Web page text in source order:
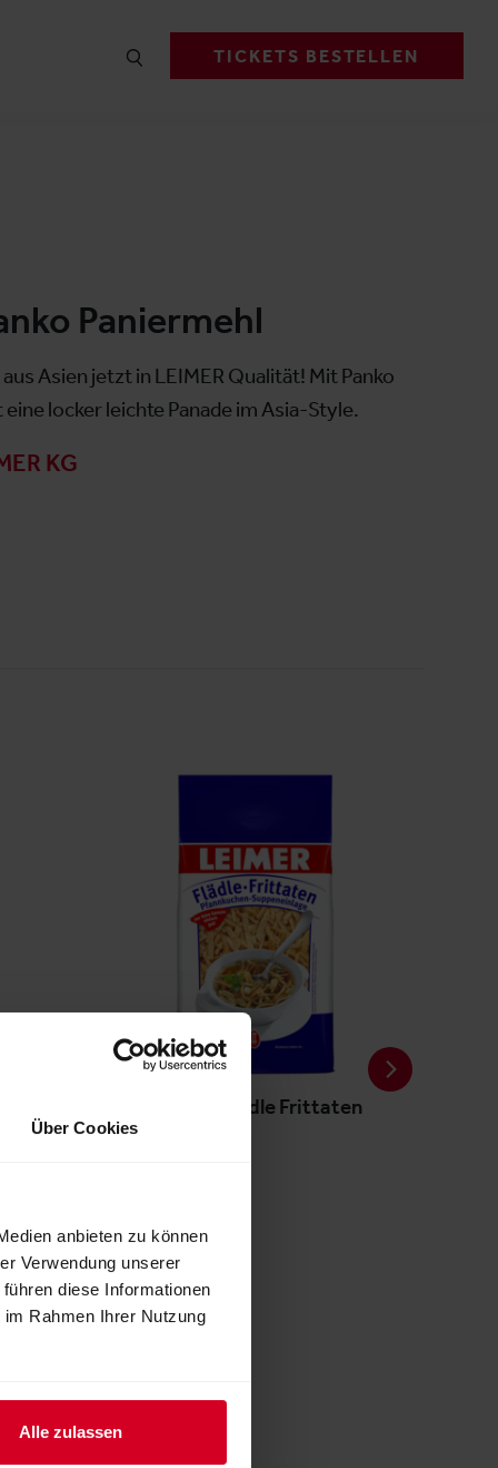
Über Cookies
anbieten zu können
Verwendung unserer
diese Informationen
Rahmen Ihrer Nutzung
Alle zulassen
TICKETS BESTELLEN
Paniermehl
Asien jetzt in LEIMER Qualität! Mit Panko
locker leichte Panade im Asia-Style.
KG
LEIMER Flädle Frittaten